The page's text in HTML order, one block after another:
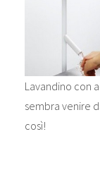
Lavandino con
sembra venire
così!